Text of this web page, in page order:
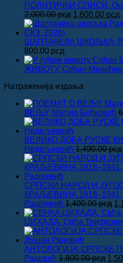
ПОЛИТИЧКИ СПИСИ,
2,000.00рсд Оригинална
цена
била:
1,600.00 рсд
ШАПТАЧЕВА ШКОЉКА,
800.00 рсд
ЖИВОТУ, Срђан
Натраженија издања
ВЕЉУ, Матија Бећковић
ВЕЛИКО ДОБА РУСКЕ
Недељковић 1,490.00рсд
СРПСКИ НАРОД И
КРАЉЕВИНА
Радојевић 1,400.00рсд
је
ЏИХАДА, Срђа
АНТОЛОГИЈА СРПСКЕ
Радовић 1,800.00рсд